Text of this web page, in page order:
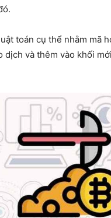
toán cụ thể nhằm mã
dịch và thêm vào khối